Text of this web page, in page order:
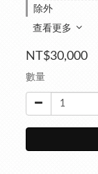
除外
查看更多
NT$30,000
數量